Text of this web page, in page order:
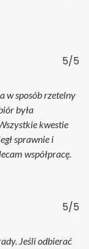
5/5
w sposób rzetelny
była
kwestie
sprawnie i
współpracę.
5/5
Jeśli odbierać